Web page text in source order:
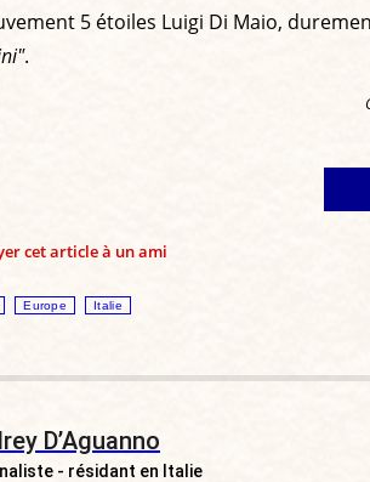
5 étoiles Luigi Di Maio,
.
cet article à un ami
Europe Italie
D’Aguanno
- résidant en Italie